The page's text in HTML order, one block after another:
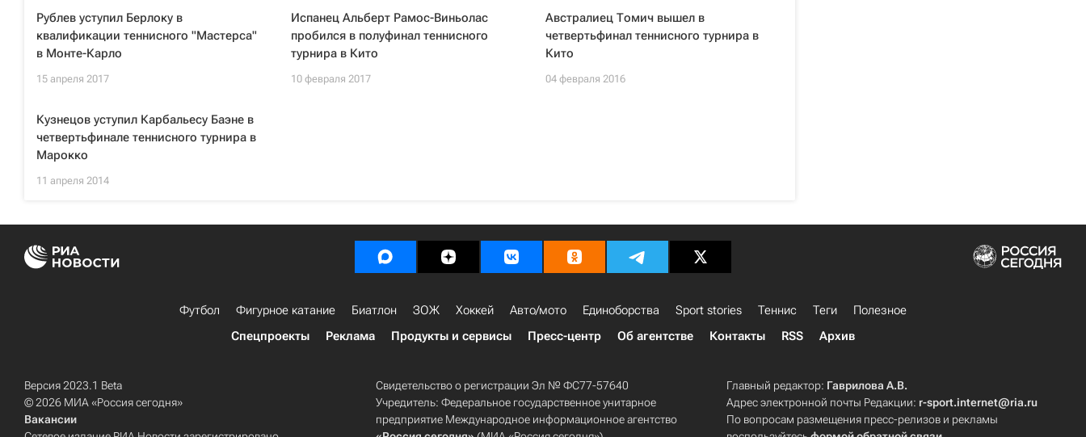
Рублев уступил Берлоку в
квалификации теннисного "Мастерса"
в Монте-Карло
15 апреля 2017
Испанец Альберт Рамос-Виньолас
пробился в полуфинал теннисного
турнира в Кито
10 февраля 2017
Австралиец Томич вышел в
четвертьфинал теннисного турнира в
Кито
04 февраля 2016
Кузнецов уступил Карбальесу Баэне в
четвертьфинале теннисного турнира в
Марокко
11 апреля 2014
Футбол Фигурное катание Биатлон ЗОЖ Хоккей Авто/мото Единоборства Sport stories Теннис Теги
Полезное
Спецпроекты
Реклама Продукты и сервисы Пресс-центр Об агентстве Контакты RSS Архив
Версия 2023.1 Beta
© 2026 МИА «Россия сегодня»
Вакансии
Свидетельство о регистрации Эл № ФС77-57640
Учредитель: Федеральное государственное унитарное
предприятие Международное информационное агентство
Главный редактор: Гаврилова А.В.
Адрес электронной почты Редакции: r-sport.internet@ria.ru
По вопросам размещения пресс-релизов и рекламы